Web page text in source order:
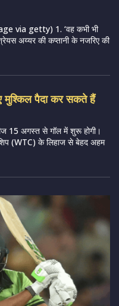
via getty) 1. ‘वह कभी भी
अय्यर की कप्तानी के नजरिए की
मुश्किल पैदा कर सकते हैं
15 अगस्त से गॉल में शुरू होगी।
(WTC) के लिहाज से बेहद अहम